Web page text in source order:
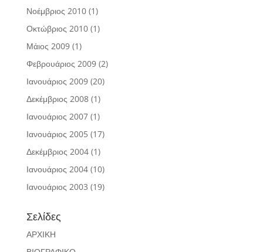
Νοέμβριος 2010(1)
Οκτώβριος 2010(1)
Μάιος 2009(1)
Φεβρουάριος 2009(2)
Ιανουάριος 2009(20)
Δεκέμβριος 2008(1)
Ιανουάριος 2007(1)
Ιανουάριος 2005(17)
Δεκέμβριος 2004(1)
Ιανουάριος 2004(10)
Ιανουάριος 2003 (19)
Σελίδες
ΑΡΧΙΚΗ